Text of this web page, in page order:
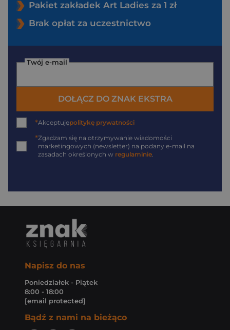
Pakiet zakładek Art Ladies za 1 zł
Brak opłat za uczestnictwo
Twój e-mail
DOŁĄCZ DO ZNAK EKSTRA
*Akceptujępolitykę prywatności
*Zgadzam się na otrzymywanie wiadomości
marketingowych (newsletter) na podany e-mail na
zasadach określonych w regulaminie.
Napisz do nas
Poniedziałek - Piątek
8:00 - 18:00
[email protected]
Bądź z nami na bieżąco